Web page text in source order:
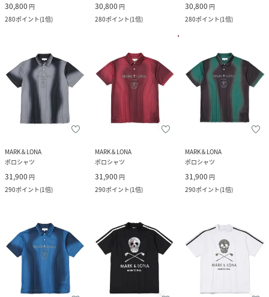
30,800 円
280ポイント(1倍)
30,800 円
280ポイント(1倍)
30,800 円
280ポイント(1倍)
MARK＆LONA
ポロシャツ
31,900 円
290ポイント(1倍)
MARK＆LONA
ポロシャツ
31,900 円
290ポイント(1倍)
MARK＆LONA
ポロシャツ
31,900 円
290ポイント(1倍)